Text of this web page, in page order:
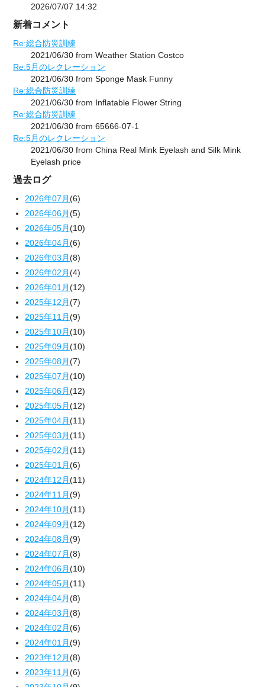
2026/07/07 14:32
新着コメント
Re:総合防災訓練
2021/06/30 from Weather Station Costco
Re:5月のレクレーション
2021/06/30 from Sponge Mask Funny
Re:総合防災訓練
2021/06/30 from Inflatable Flower String
Re:総合防災訓練
2021/06/30 from 65666-07-1
Re:5月のレクレーション
2021/06/30 from China Real Mink Eyelash and Silk Mink
Eyelash price
過去ログ
2026年07月(6)
2026年06月(5)
2026年05月(10)
2026年04月(6)
2026年03月(8)
2026年02月(4)
2026年01月(12)
2025年12月(7)
2025年11月(9)
2025年10月(10)
2025年09月(10)
2025年08月(7)
2025年07月(10)
2025年06月(12)
2025年05月(12)
2025年04月(11)
2025年03月(11)
2025年02月(11)
2025年01月(6)
2024年12月(11)
2024年11月(9)
2024年10月(11)
2024年09月(12)
2024年08月(9)
2024年07月(8)
2024年06月(10)
2024年05月(11)
2024年04月(8)
2024年03月(8)
2024年02月(6)
2024年01月(9)
2023年12月(8)
2023年11月(6)